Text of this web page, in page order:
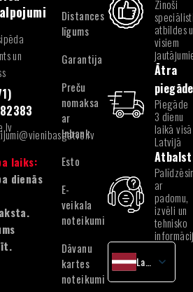
un
laiks:
dienās
Distances
līgums
Garantija
Preču
nomaksa
ar
Inbank
Esto
E-
veikala
noteikumi
Dāvanu
kartes
noteikumi
Zinoši
atbildes
visiem
Ātra
piegāde
Piegāde
3 dienu
laikā visā
Latvijā
ar
padomu,
izvēli un
tehnisko
English